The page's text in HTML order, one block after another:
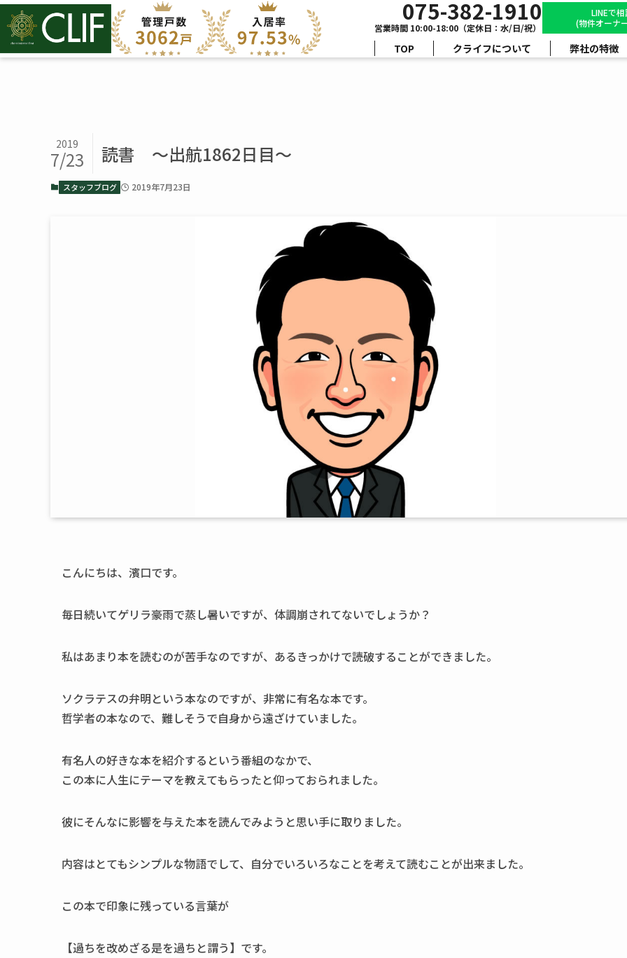
075-382-1910
営業時間 10:00-18:00（定休日：水/日/祝）
LINEで相
(物件オーナ
TOP クライフについて 弊社の特徴
読書 ～出航1862日目～
2019
7/23
スタッフブログ 2019年7月23日
こんにちは、濱口です。
毎日続いてゲリラ豪雨で蒸し暑いですが、体調崩されてないでしょうか？
私はあまり本を読むのが苦手なのですが、あるきっかけで読破することができました。
ソクラテスの弁明という本なのですが、非常に有名な本です。
哲学者の本なので、難しそうで自身から遠ざけていました。
有名人の好きな本を紹介するという番組のなかで、
この本に人生にテーマを教えてもらったと仰っておられました。
彼にそんなに影響を与えた本を読んでみようと思い手に取りました。
内容はとてもシンプルな物語でして、自分でいろいろなことを考えて読むことが出来ました。
この本で印象に残っている言葉が
【過ちを改めざる是を過ちと謂う】です。